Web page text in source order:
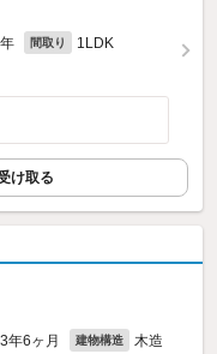
間取り 1LDK
け取る
年6ヶ月 建物構造 木造